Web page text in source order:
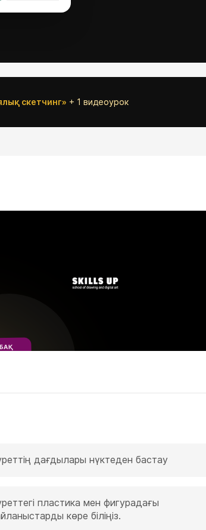
скетчинг» + 1 видеоурок
дағдылары нүктеден бастау
пластика мен фигурадағы
көре біліңіз.